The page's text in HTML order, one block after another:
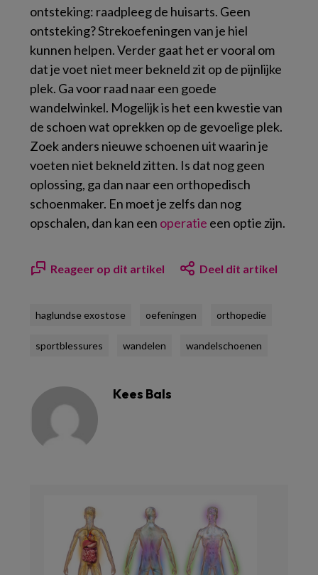
ontsteking: raadpleeg de huisarts. Geen
ontsteking? Strekoefeningen van je hiel
kunnen helpen. Verder gaat het er vooral om
dat je voet niet meer bekneld zit op de pijnlijke
plek. Ga voor raad naar een goede
wandelwinkel. Mogelijk is het een kwestie van
de schoen wat oprekken op de gevoelige plek.
Zoek anders nieuwe schoenen uit waarin je
voeten niet bekneld zitten. Is dat nog geen
oplossing, ga dan naar een orthopedisch
schoenmaker. En moet je zelfs dan nog
opschalen, dan kan een operatie een optie zijn.
Reageer op dit artikel Deel dit artikel
haglundse exostose oefeningen orthopedie
sportblessures wandelen wandelschoenen
Kees Bals